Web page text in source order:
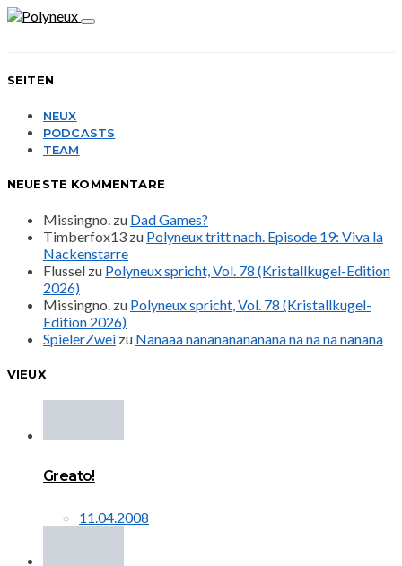
SEITEN
NEUX
PODCASTS
TEAM
NEUESTE KOMMENTARE
Missingno. zu Dad Games?
Timberfox13 zu Polyneux tritt nach. Episode 19: Viva la
Nackenstarre
Flussel zu Polyneux spricht, Vol. 78 (Kristallkugel-Edition
2026)
Missingno. zu Polyneux spricht, Vol. 78 (Kristallkugel-
Edition 2026)
SpielerZwei zu Nanaaa nanananananana na na na nanana
VIEUX
Greato!
11.04.2008